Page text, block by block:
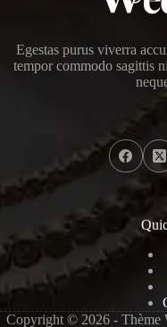
Egestas purus viverra
tempor commodo sagittis
Copyright © 2026 - Thème